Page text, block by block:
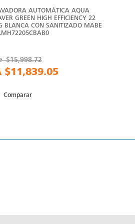
AUTOMÁTICA AQUA
GREEN HIGH EFFICIENCY 22
BLANCA CON SANITIZADO MABE
$15,998.72
$11,839.05
Comparar